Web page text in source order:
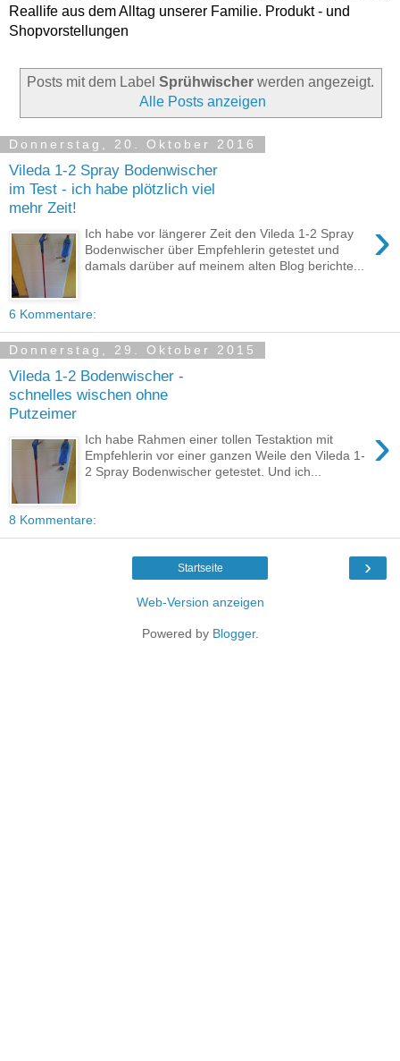
Reallife aus dem Alltag unserer Familie. Produkt - und
Shopvorstellungen
Posts mit dem Label Sprühwischerwerden angezeigt.
Alle Posts anzeigen
Donnerstag, 20. Oktober 2016
Vileda 1-2 Spray Bodenwischer
im Test - ich habe plötzlich viel
mehr Zeit!
›
Ich habe vor längerer Zeit den Vileda 1-2 Spray
Bodenwischer über Empfehlerin getestet und
damals darüber auf meinem alten Blog berichte...
6 Kommentare:
Donnerstag, 29. Oktober 2015
Vileda 1-2 Bodenwischer -
schnelles wischen ohne
Putzeimer
›
Ich habe Rahmen einer tollen Testaktion mit
Empfehlerin vor einer ganzen Weile den Vileda 1-
2 Spray Bodenwischer getestet. Und ich...
8 Kommentare:
›
Startseite
Web-Version anzeigen
Powered by Blogger.